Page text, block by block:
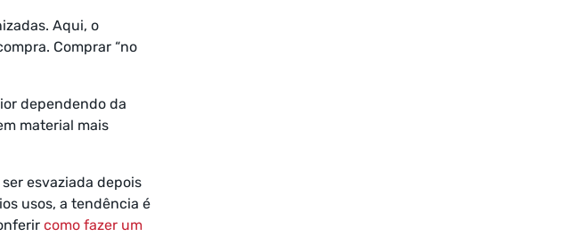
Aqui, o
Comprar “no
dependendo da
material mais
esvaziada depois
usos, a tendência é
como fazer um